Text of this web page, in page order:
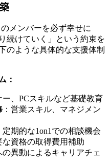
メンバーを必ず幸せに
続けていく」という約束を
のような具体的な支援体制
：
ー、PCスキルなど基礎教育
：営業スキル、マネジメン
定期的な1on1での相談機会
な資格の取得費用補助
の異動によるキャリアチェ